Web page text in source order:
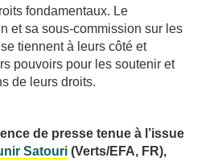
fondamentaux. Le
et sa sous-commission sur les
tiennent à leurs côté et
pouvoirs pour les soutenir et
de leurs droits.
de presse tenue à l’issue
Satouri (Verts/EFA, FR),